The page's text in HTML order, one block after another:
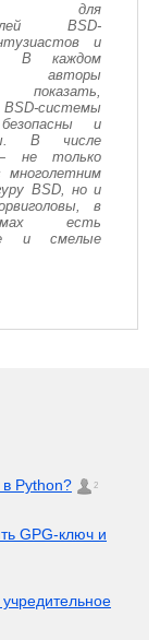
для
BSD-
и
В каждом
авторы
показать,
системы
и
В числе
не только
многолетним
BSD, но и
в
есть
и смелые
Python? 2
GPG-ключ и